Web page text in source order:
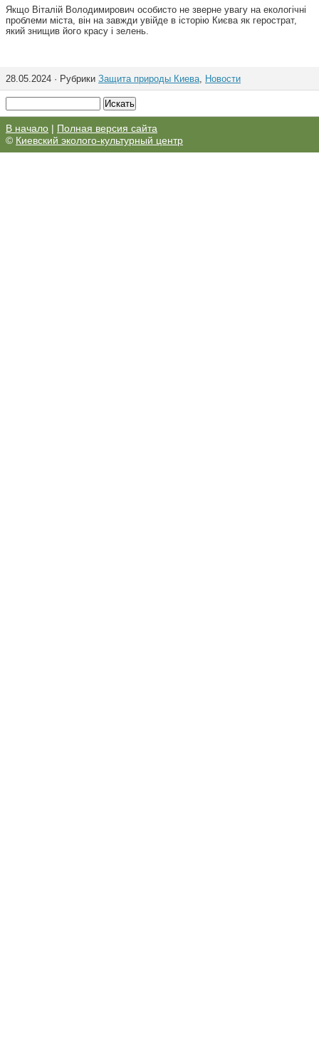
Якщо Віталій Володимирович особисто не зверне увагу на екологічні
проблеми міста, він на завжди увійде в історію Києва як герострат,
який знищив його красу і зелень.
28.05.2024 · Рубрики Защита природы Киева, Новости
В начало | Полная версия сайта
© Киевский эколого-культурный центр